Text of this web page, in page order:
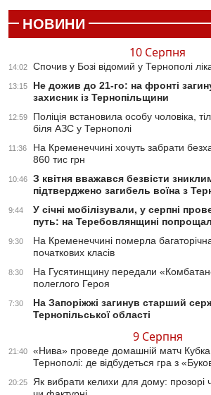
НОВИНИ
10 Серпня
14:02 Спочив у Бозі відомий у Тернополі
13:15
Не дожив до 21-го: на фронті
захисник із Тернопільщини
12:59
Поліція встановила особу чоловіка,
біля АЗС у Тернополі
11:36
На Кременеччині хочуть забрати
860 тис грн
10:46
З квітня вважався безвісти
підтверджено загибель воїна з
9:44
У січні мобілізували, у серпні
путь: на Теребовлянщині
9:30
На Кременеччині померла
початкових класів
8:30
На Гусятинщину передали
полеглого Героя
7:30
На Запоріжжі загинув старший
Тернопільської області
9 Серпня
21:40
«Нива» проведе домашній матч Кубка
Тернополі: де відбудеться гра з
20:25
Як вибрати келихи для дому: прозорі